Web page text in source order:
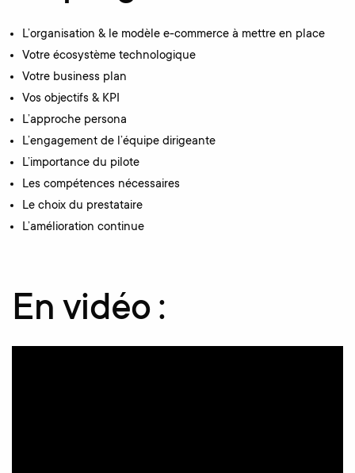
L’organisation & le modèle e-commerce à mettre en place
Votre écosystème technologique
Votre business plan
Vos objectifs & KPI
L’approche persona
L’engagement de l’équipe dirigeante
L’importance du pilote
Les compétences nécessaires
Le choix du prestataire
L’amélioration continue
En vidéo :